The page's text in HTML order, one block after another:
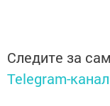
Следите за
Telegram-